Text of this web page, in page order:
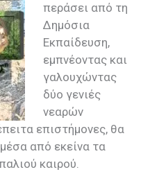
περάσει από τη
Δημόσια
Εκπαίδευση,
εμπνέοντας και
γαλουχώντας
δύο γενιές
νεαρών
επιστήμονες, θα
από εκείνα τα
καιρού.